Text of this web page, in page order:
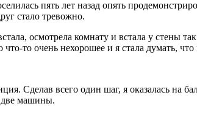
пять лет назад опять
стало тревожно.
осмотрела комнату и встала у стены
то очень нехорошее и я стала думать,
Сделав всего один шаг, я оказалась на
две машины.